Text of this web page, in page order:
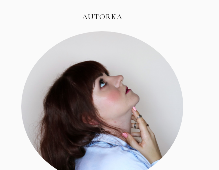
AUTORKA